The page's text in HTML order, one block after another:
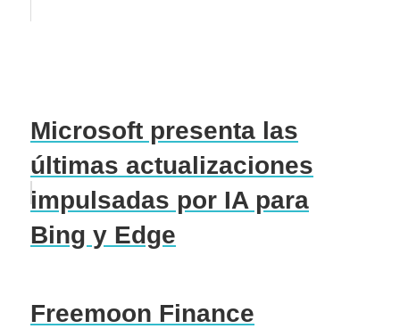
Microsoft presenta las
últimas actualizaciones
impulsadas por IA para
Bing y Edge
Freemoon Finance